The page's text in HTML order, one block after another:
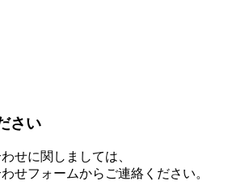
さい
せに関しましては、
せフォームからご連絡ください。